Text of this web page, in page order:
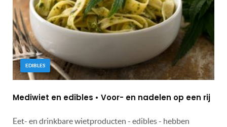
EDIBLES
Mediwiet en edibles • Voor- en nadelen op een rij
Eet- en drinkbare wietproducten - edibles - hebben